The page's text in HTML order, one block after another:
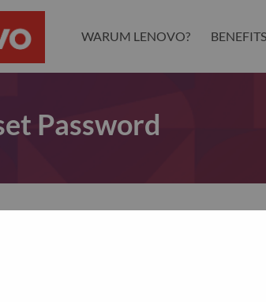
WARUM LENOVO? BENEFITS
Password
sure you want to reset
email address associated with